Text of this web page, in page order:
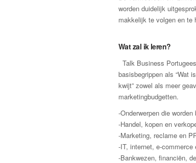
worden duidelijk
makkelijk te volgen en te
Wat zal ik leren?
Talk Business
basisbegrippen als “Wat
kwijt” zowel als meer
marketingbudgetten.
-Onderwerpen die worden
-Handel, kopen en
-Marketing, reclame en
-IT, internet, e-commerce
-Bankwezen, financiën,